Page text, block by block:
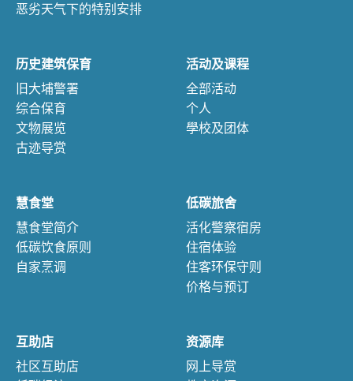
恶劣天气下的特别安排
历史建筑保育
旧大埔警署
综合保育
文物展览
古迹导赏
活动及课程
全部活动
个人
學校及团体
慧食堂
慧食堂简介
低碳饮食原则
自家烹调
低碳旅舍
活化警察宿房
住宿体验
住客环保守则
价格与预订
互助店
社区互助店
资源库
网上导赏